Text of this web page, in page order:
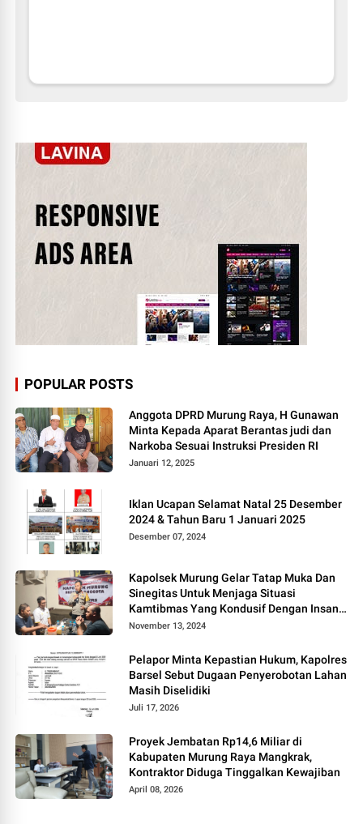
POPULAR POSTS
Anggota DPRD Murung Raya, H Gunawan
Minta Kepada Aparat Berantas judi dan
Narkoba Sesuai Instruksi Presiden RI
Januari 12, 2025
Iklan Ucapan Selamat Natal 25 Desember
2024 & Tahun Baru 1 Januari 2025
Desember 07, 2024
Kapolsek Murung Gelar Tatap Muka Dan
Sinegitas Untuk Menjaga Situasi
Kamtibmas Yang Kondusif Dengan Insan
Pers
November 13, 2024
Pelapor Minta Kepastian Hukum, Kapolres
Barsel Sebut Dugaan Penyerobotan Lahan
Masih Diselidiki
Juli 17, 2026
Proyek Jembatan Rp14,6 Miliar di
Kabupaten Murung Raya Mangkrak,
Kontraktor Diduga Tinggalkan Kewajiban
April 08, 2026